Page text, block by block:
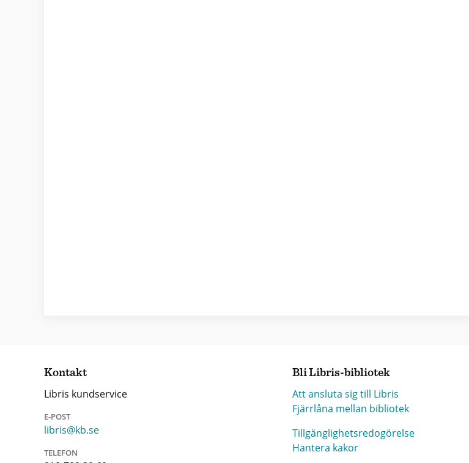
Kontakt
Libris kundservice
E-POST
libris@kb.se
TELEFON
Bli Libris-bibliotek
Att ansluta sig till Libris
Fjärrlåna mellan bibliotek
Tillgänglighetsredogörelse
Hantera kakor